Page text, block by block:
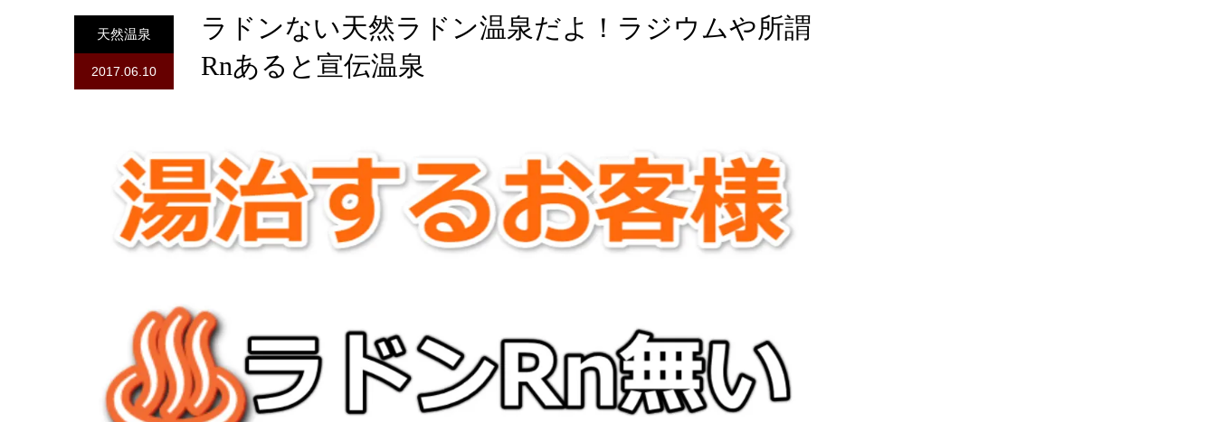
天然温泉
2017.06.10
ラドンない天然ラドン温泉だよ！ラジウムや所謂
Rnあると宣伝温泉